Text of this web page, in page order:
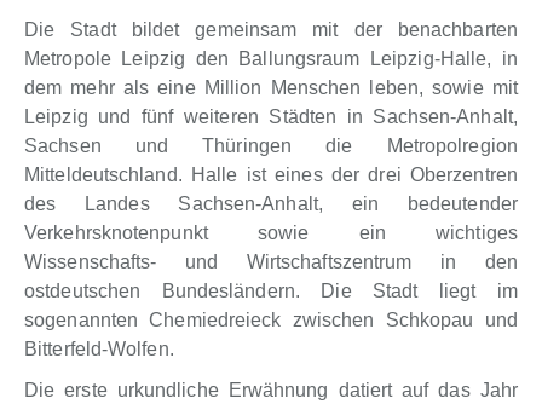
Die Stadt bildet gemeinsam mit der benachbarten
Metropole Leipzig den Ballungsraum Leipzig-Halle, in
dem mehr als eine Million Menschen leben, sowie mit
Leipzig und fünf weiteren Städten in Sachsen-Anhalt,
Sachsen und Thüringen die Metropolregion
Mitteldeutschland. Halle ist eines der drei Oberzentren
des Landes Sachsen-Anhalt, ein bedeutender
Verkehrsknotenpunkt sowie ein wichtiges
Wissenschafts- und Wirtschaftszentrum in den
ostdeutschen Bundesländern. Die Stadt liegt im
sogenannten Chemiedreieck zwischen Schkopau und
Bitterfeld-Wolfen.
Die erste urkundliche Erwähnung datiert auf das Jahr